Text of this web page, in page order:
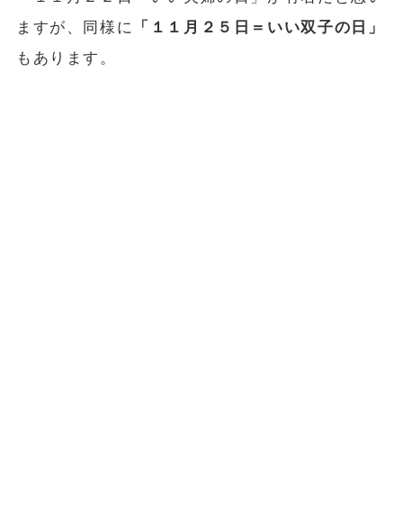
ますが、同様に
「１１月２５日＝いい双子の日」
もあります。